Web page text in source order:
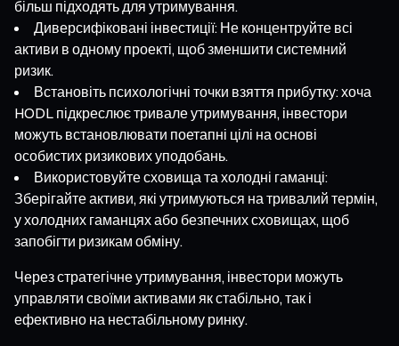
більш підходять для утримування.
Диверсифіковані інвестиції: Не концентруйте всі
активи в одному проекті, щоб зменшити системний
ризик.
Встановіть психологічні точки взяття прибутку: хоча
HODL підкреслює тривале утримування, інвестори
можуть встановлювати поетапні цілі на основі
особистих ризикових уподобань.
Використовуйте сховища та холодні гаманці:
Зберігайте активи, які утримуються на тривалий термін,
у холодних гаманцях або безпечних сховищах, щоб
запобігти ризикам обміну.
Через стратегічне утримування, інвестори можуть
управляти своїми активами як стабільно, так і
ефективно на нестабільному ринку.